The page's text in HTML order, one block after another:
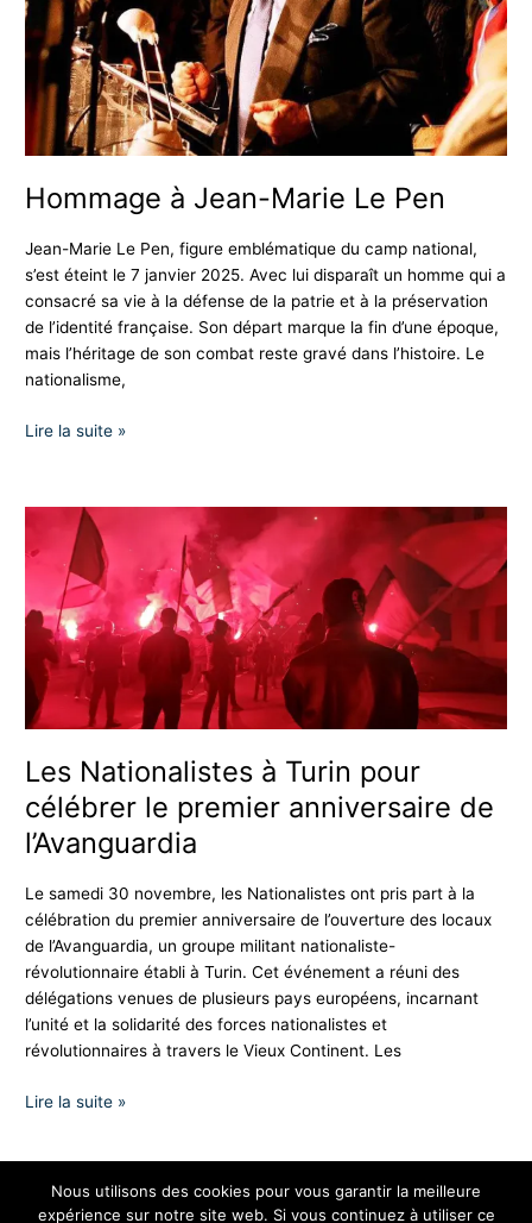
Hommage à Jean-Marie Le Pen
Jean-Marie Le Pen, figure emblématique du camp national,
s’est éteint le 7 janvier 2025. Avec lui disparaît un homme qui a
consacré sa vie à la défense de la patrie et à la préservation
de l’identité française. Son départ marque la fin d’une époque,
mais l’héritage de son combat reste gravé dans l’histoire. Le
nationalisme,
Lire la suite »
Les Nationalistes à Turin pour
célébrer le premier anniversaire de
l’Avanguardia
Le samedi 30 novembre, les Nationalistes ont pris part à la
célébration du premier anniversaire de l’ouverture des locaux
de l’Avanguardia, un groupe militant nationaliste-
révolutionnaire établi à Turin. Cet événement a réuni des
délégations venues de plusieurs pays européens, incarnant
l’unité et la solidarité des forces nationalistes et
révolutionnaires à travers le Vieux Continent. Les
Nationalistes
Turin
pour
célébrer
le
premier
anniversaire
l’Avanguardia
Lire la suite »
Copyright © 2026 Les Nationalistes
Nous utilisons des cookies pour vous garantir la meilleure
expérience sur notre site web. Si vous continuez à utiliser ce